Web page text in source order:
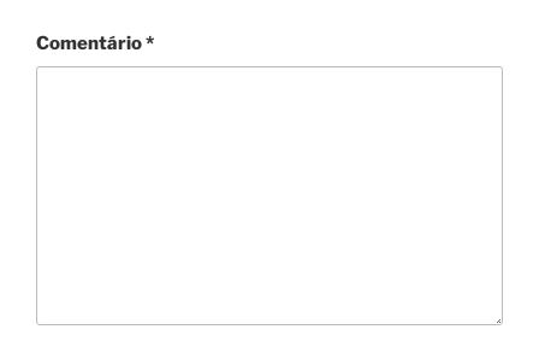
Comentário*